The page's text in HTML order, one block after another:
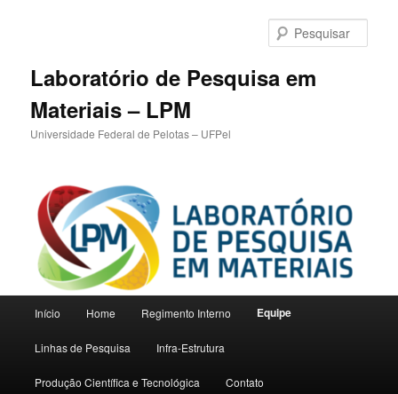
principalLaboratório de Pesquisa em
Materiais – LPM
Universidade Federal de Pelotas – UFPel
principal
Início Home Regimento Interno Equipe
Linhas de Pesquisa Infra-Estrutura
Produção Científica e Tecnológica Contato